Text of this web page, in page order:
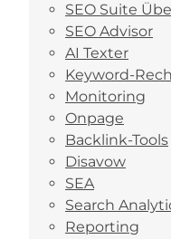
SEO Suite
SEO Advisor
AI Texter
Keyword-
Monitoring
Onpage
Backlink-Tools
Disavow
SEA
Search
Reporting